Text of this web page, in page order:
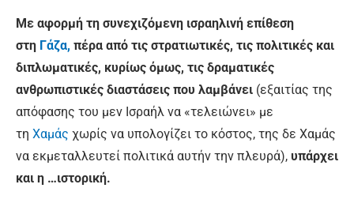
Με αφορμή τη συνεχιζόμενη ισραηλινή επίθεση
στη Γάζα, πέρα από τις στρατιωτικές, τις πολιτικές και
διπλωματικές, κυρίως όμως, τις δραματικές
ανθρωπιστικές διαστάσεις που λαμβάνει (εξαιτίας της
απόφασης του μεν Ισραήλ να «τελειώνει» με
τη Χαμάς χωρίς να υπολογίζει το κόστος, της δε Χαμάς
να εκμεταλλευτεί πολιτικά αυτήν την πλευρά), υπάρχει
και η …ιστορική.